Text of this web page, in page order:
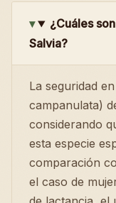
¿Cuáles
Salvia?
La seguridad
campanulata)
considerando
esta especie
comparación
el caso de